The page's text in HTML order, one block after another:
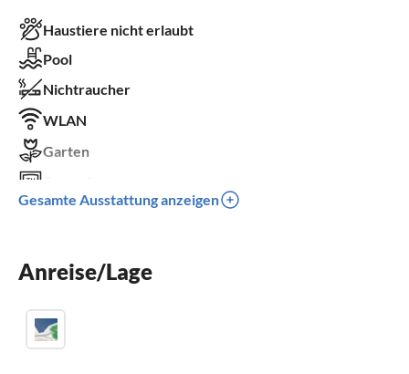
Haustiere nicht erlaubt
Pool
Nichtraucher
WLAN
Garten
Terrasse
Waschmaschine
Gesamte Ausstattung anzeigen
Anreise/Lage